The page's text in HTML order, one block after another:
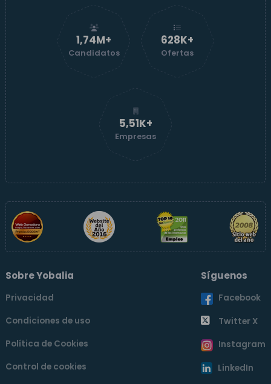
1,74M+
Candidatos
629K+
Ofertas
5,51K+
Empresas
Sobre Yobalia
Privacidad
Condiciones de uso
Política de Cookies
Control de cookies
Síguenos
Facebook
Twitter X
Instagram
LinkedIn